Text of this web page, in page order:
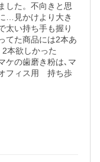
した。不向きと思
…見かけより大き
太い持ち手も握り
てた商品には2本あ
本欲しかった
ケの歯磨き粉は､マ
フィス用　持ち歩